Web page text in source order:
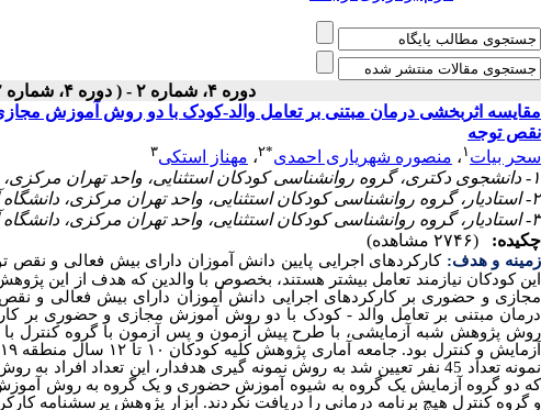
دوره ۴، شماره ۲ - ( دوره ۴، شماره ۲ (پیاپی ۱۲) ۱۴۰۲ )
مقایسه اثربخشی درمان مبتنی بر تعامل والد-کودک با دو روش آموزش
نقص توجه
سحر بیات ۱ ، منصوره شهریاری احمدی*۲، مهناز استکی۳
۱- دانشجوی دکتری، گروه روانشناسی کودکان استثنایی، واحد تهران مرکزی، دانشگاه آزاد اسالمی، تهران، ایران
۲- استادیار، گروه روانشناسی کودکان استثنایی، واحد تهران مرکزی، دانشگاه آزاد اسالمی، تهران، ایران (نویسنده مسئول)
۳- استادیار، گروه روانشناسی کودکان استثنایی، واحد تهران مرکزی، دانشگاه آزاد اسالمی، تهران، ایران
چکیده:
(۲۷۴۶ مشاهده)
زمینه و هدف: کارکردهای اجرایی پایین دانش آموزان دارای بیش فعالی و
این کودکان نیازمند تعامل بیشتر هستند، بخصوص با والدین که هدف از این
مجازی و حضوری بر کارکردهای اجرایی دانش آموزان دارای بیش فعالی و
درمان مبتنی بر تعامل والد - کودک با دو روش آموزش مجازی و حضوری بر
روش پژوهش شبه آزمایشی، با طرح پیش آزمون و پس آزمون با گروه کنترل با
که دو گروه آزمایش یک گروه به شیوه آموزش حضوری و یک گروه به روش آموزش